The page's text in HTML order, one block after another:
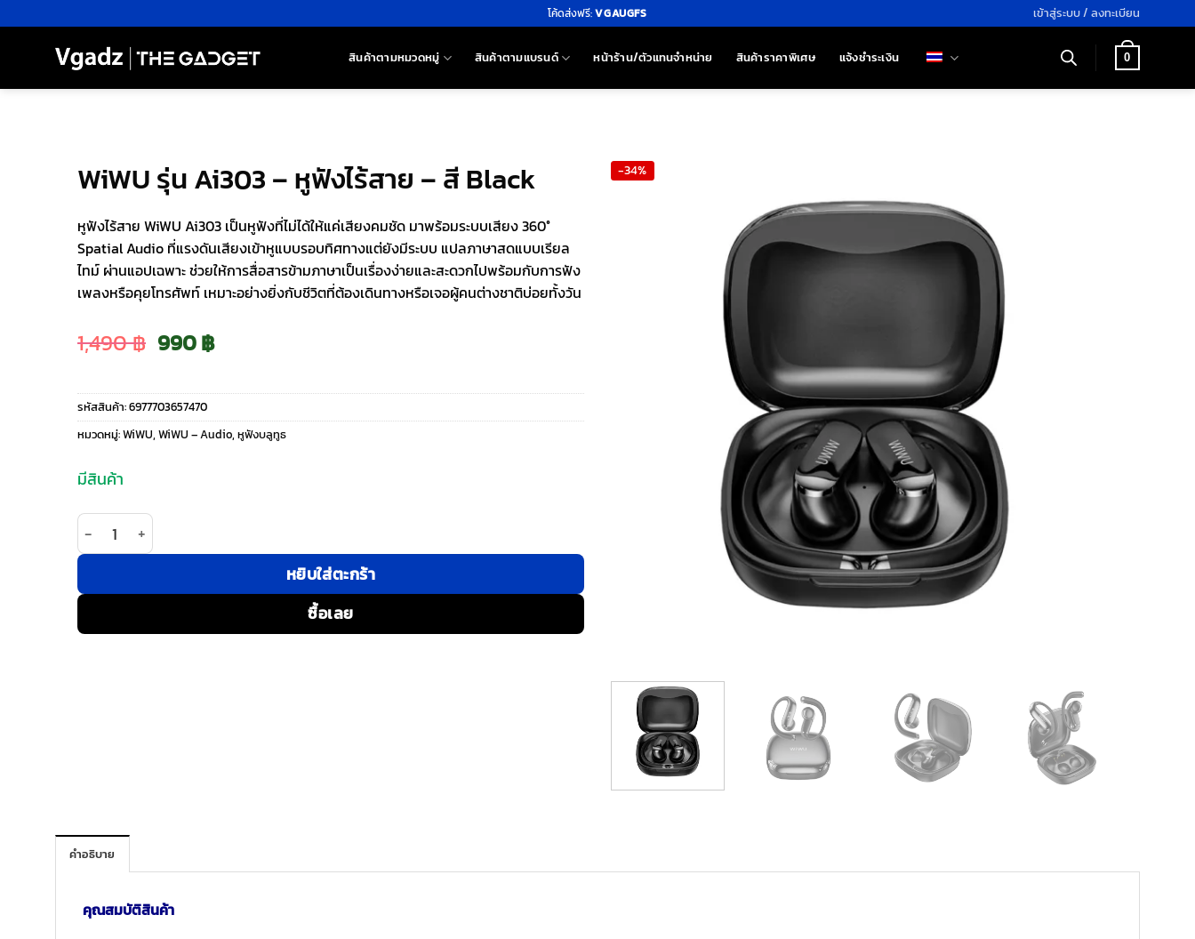
ไป
โค้ดส่งฟรี:VGAUGFS เข้าสู่ระบบ / ลงทะเบียน
สินค้าตามหมวดหมู่ สินค้าตามแบรนด์ หน้าร้าน/ตัวแทนจำหน่าย สินค้าราคาพิเศษ แจ้งชำระเงิน 0
WiWU รุ่น Ai303 – หูฟังไร้สาย – สี Black
หูฟังไร้สาย WiWU Ai303 เป็นหูฟังที่ไม่ได้ให้แค่เสียงคมชัด มาพร้อมระบบเสียง 360°
Spatial Audio ที่แรงดันเสียงเข้าหูแบบรอบทิศทางแต่ยังมีระบบ แปลภาษาสดแบบเรียล
ไทม์ ผ่านแอปเฉพาะ ช่วยให้การสื่อสารข้ามภาษาเป็นเรื่องง่ายและสะดวกไปพร้อมกับการฟัง
เพลงหรือคุยโทรศัพท์ เหมาะอย่างยิ่งกับชีวิตที่ต้องเดินทางหรือเจอผู้คนต่างชาติบ่อยทั้งวัน
1,490฿ Original
price
was:
990฿Current
price
is:
รหัสสินค้า:6977703657470
หมวดหมู่:WiWU, WiWU – Audio, หูฟังบลูทูธ
มีสินค้า
จำนวน WiWU รุ่น Ai303 - หูฟังไร้สาย - สี Black ชิ้น
หยิบใส่ตะกร้า
ซื้อเลย
-34%
คำอธิบาย
คุณสมบัติสินค้า